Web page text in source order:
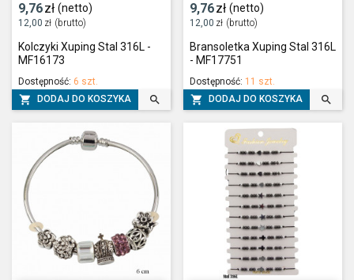
9,76zł (netto)
12,00 zł (brutto)
Kolczyki Xuping Stal 316L -
MF16173
Dostępność: 6 szt.
 DODAJ DO KOSZYKA 
9,76zł (netto)
12,00 zł (brutto)
Bransoletka Xuping Stal 316L
- MF17751
Dostępność: 11 szt.
 DODAJ DO KOSZYKA 